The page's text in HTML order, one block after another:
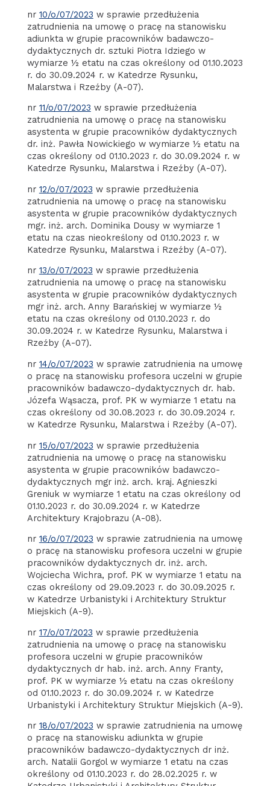
nr 10/o/07/2023 w sprawie przedłużenia
zatrudnienia na umowę o pracę na stanowisku
adiunkta w grupie pracowników badawczo-
dydaktycznych dr. sztuki Piotra Idziego w
wymiarze ½ etatu na czas określony od 01.10.2023
r. do 30.09.2024 r. w Katedrze Rysunku,
Malarstwa i Rzeźby (A-07).
nr 11/o/07/2023 w sprawie przedłużenia
zatrudnienia na umowę o pracę na stanowisku
asystenta w grupie pracowników dydaktycznych
dr. inż. Pawła Nowickiego w wymiarze ½ etatu na
czas określony od 01.10.2023 r. do 30.09.2024 r. w
Katedrze Rysunku, Malarstwa i Rzeźby (A-07).
nr 12/o/07/2023 w sprawie przedłużenia
zatrudnienia na umowę o pracę na stanowisku
asystenta w grupie pracowników dydaktycznych
mgr. inż. arch. Dominika Dousy w wymiarze 1
etatu na czas nieokreślony od 01.10.2023 r. w
Katedrze Rysunku, Malarstwa i Rzeźby (A-07).
nr 13/o/07/2023 w sprawie przedłużenia
zatrudnienia na umowę o pracę na stanowisku
asystenta w grupie pracowników dydaktycznych
mgr inż. arch. Anny Barańskiej w wymiarze ½
etatu na czas określony od 01.10.2023 r. do
30.09.2024 r. w Katedrze Rysunku, Malarstwa i
Rzeźby (A-07).
nr 14/o/07/2023 w sprawie zatrudnienia na umowę
o pracę na stanowisku profesora uczelni w grupie
pracowników badawczo-dydaktycznych dr. hab.
Józefa Wąsacza, prof. PK w wymiarze 1 etatu na
czas określony od 30.08.2023 r. do 30.09.2024 r.
w Katedrze Rysunku, Malarstwa i Rzeźby (A-07).
nr 15/o/07/2023 w sprawie przedłużenia
zatrudnienia na umowę o pracę na stanowisku
asystenta w grupie pracowników badawczo-
dydaktycznych mgr inż. arch. kraj. Agnieszki
Greniuk w wymiarze 1 etatu na czas określony od
01.10.2023 r. do 30.09.2024 r. w Katedrze
Architektury Krajobrazu (A-08).
nr 16/o/07/2023 w sprawie zatrudnienia na umowę
o pracę na stanowisku profesora uczelni w grupie
pracowników dydaktycznych dr. inż. arch.
Wojciecha Wichra, prof. PK w wymiarze 1 etatu na
czas określony od 29.09.2023 r. do 30.09.2025 r.
w Katedrze Urbanistyki i Architektury Struktur
Miejskich (A-9).
nr 17/o/07/2023 w sprawie przedłużenia
zatrudnienia na umowę o pracę na stanowisku
profesora uczelni w grupie pracowników
dydaktycznych dr hab. inż. arch. Anny Franty,
prof. PK w wymiarze ½ etatu na czas określony
od 01.10.2023 r. do 30.09.2024 r. w Katedrze
Urbanistyki i Architektury Struktur Miejskich (A-9).
nr 18/o/07/2023 w sprawie zatrudnienia na umowę
o pracę na stanowisku adiunkta w grupie
pracowników badawczo-dydaktycznych dr inż.
arch. Natalii Gorgol w wymiarze 1 etatu na czas
określony od 01.10.2023 r. do 28.02.2025 r. w